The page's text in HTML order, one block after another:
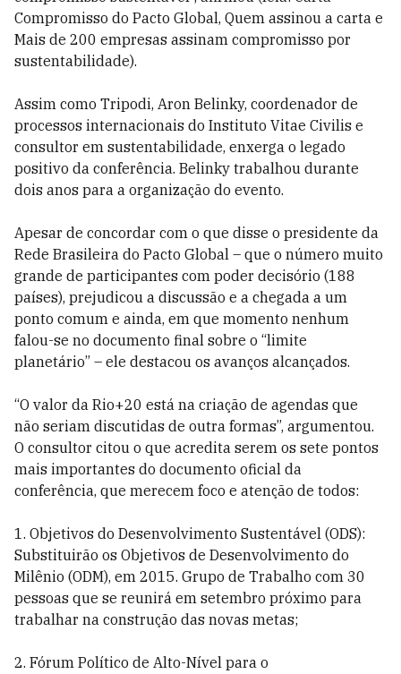
Compromisso do Pacto Global, Quem assinou a carta e
Mais de 200 empresas assinam compromisso por
sustentabilidade).
Assim como Tripodi, Aron Belinky, coordenador de
processos internacionais do Instituto Vitae Civilis e
consultor em sustentabilidade, enxerga o legado
positivo da conferência. Belinky trabalhou durante
dois anos para a organização do evento.
Apesar de concordar com o que disse o presidente da
Rede Brasileira do Pacto Global – que o número muito
grande de participantes com poder decisório (188
países), prejudicou a discussão e a chegada a um
ponto comum e ainda, em que momento nenhum
falou-se no documento final sobre o “limite
planetário” – ele destacou os avanços alcançados.
“O valor da Rio+20 está na criação de agendas que
não seriam discutidas de outra formas”, argumentou.
O consultor citou o que acredita serem os sete pontos
mais importantes do documento oficial da
conferência, que merecem foco e atenção de todos:
1. Objetivos do Desenvolvimento Sustentável (ODS):
Substituirão os Objetivos de Desenvolvimento do
Milênio (ODM), em 2015. Grupo de Trabalho com 30
pessoas que se reunirá em setembro próximo para
trabalhar na construção das novas metas;
2. Fórum Político de Alto-Nível para o